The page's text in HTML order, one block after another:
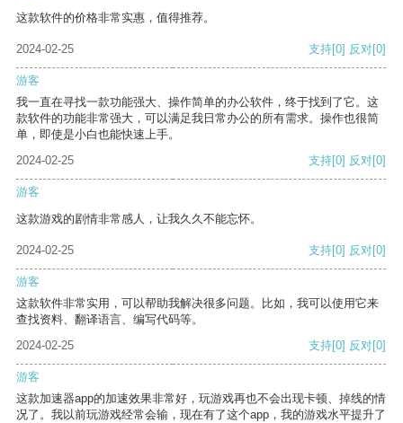
这款软件的价格非常实惠，值得推荐。
2024-02-25 支持[0] 反对[0]
游客
我一直在寻找一款功能强大、操作简单的办公软件，终于找到了它。这
款软件的功能非常强大，可以满足我日常办公的所有需求。操作也很简
单，即使是小白也能快速上手。
2024-02-25
支持[0] 反对[0]
游客
这款游戏的剧情非常感人，让我久久不能忘怀。
2024-02-25 支持[0] 反对[0]
游客
这款软件非常实用，可以帮助我解决很多问题。比如，我可以使用它来
查找资料、翻译语言、编写代码等。
2024-02-25
支持[0] 反对[0]
游客
这款加速器app的加速效果非常好，玩游戏再也不会出现卡顿、掉线的情
况了。我以前玩游戏经常会输，现在有了这个app，我的游戏水平提升了